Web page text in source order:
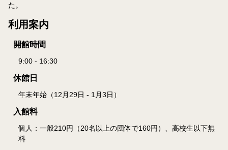
た。
利用案内
開館時間
9:00 - 16:30
休館日
年末年始（12月29日 - 1月3日）
入館料
個人：一般210円（20名以上の団体で160円）、高校生以下無
料